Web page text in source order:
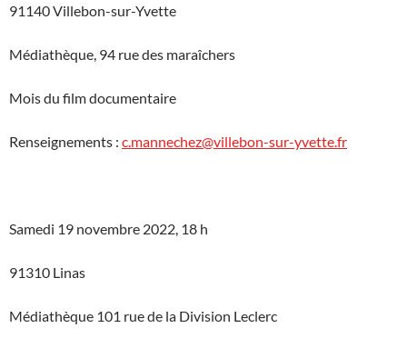
91140 Villebon-sur-Yvette
Médiathèque, 94 rue des maraîchers
Mois du film documentaire
Renseignements : c.mannechez@villebon-sur-yvette.fr
Samedi 19 novembre 2022, 18 h
91310 Linas
Médiathèque 101 rue de la Division Leclerc